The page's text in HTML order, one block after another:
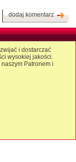
dodaj komentarz
i dostarczać
wysokiej jakości.
Patronem i